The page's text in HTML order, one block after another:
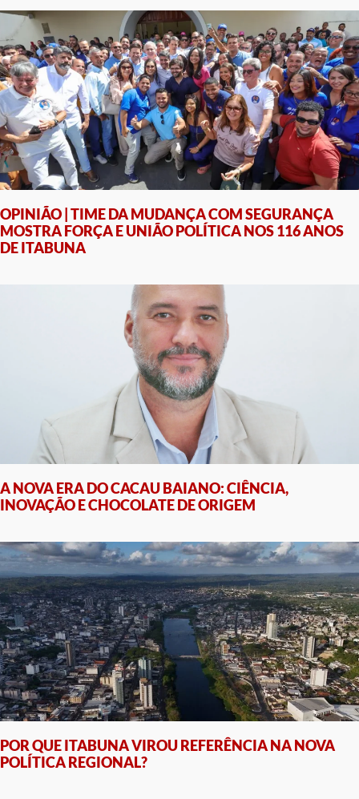
OPINIÃO | TIME DA MUDANÇA COM SEGURANÇA
MOSTRA FORÇA E UNIÃO POLÍTICA NOS 116 ANOS
DE ITABUNA
A NOVA ERA DO CACAU BAIANO: CIÊNCIA,
INOVAÇÃO E CHOCOLATE DE ORIGEM
POR QUE ITABUNA VIROU REFERÊNCIA NA NOVA
POLÍTICA REGIONAL?